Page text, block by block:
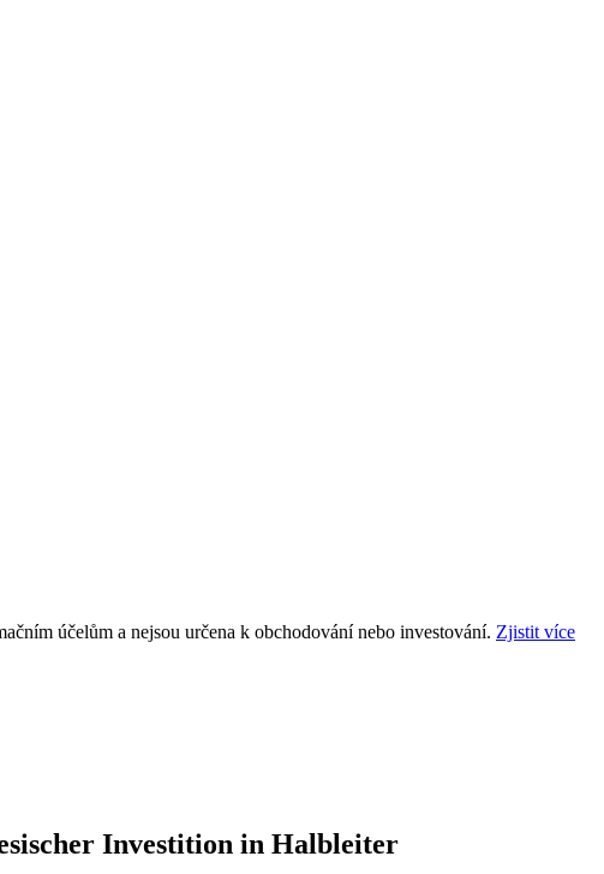
účelům a nejsou určena k obchodování nebo investování. Zjistit více
Investition in Halbleiter